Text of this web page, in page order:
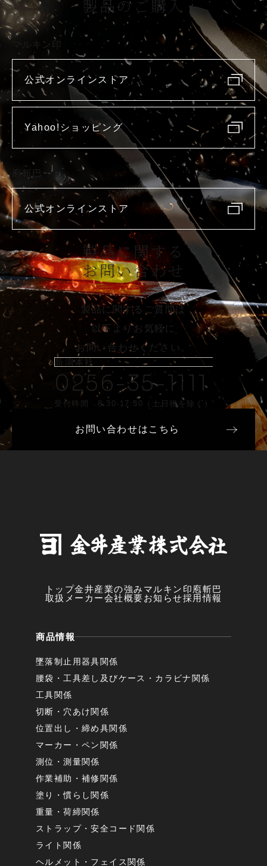
製品のご購入
マルキン印
公式オンラインストア
Yahoo!ショッピング
庖斬巴
公式オンラインストア
製品に関する
お問い合わせ
製品に関するご質問は
以下よりお気軽に
お問い合わせください。
新潟本社
0256-35-1111
受付時間 8:30-17:30（土日祝を除く）
お問い合わせはこちら
トップ金井産業の強み マルキン印 庖斬巴
取扱メーカー会社概要お知らせ採用情報
商品情報
墜落制止用器具関係
腰袋・工具差し及びケース・カラビナ関係
工具関係
切断・穴あけ関係
位置出し・締め具関係
マーカー・ペン関係
測位・測量関係
作業補助・補修関係
塗り・慣らし関係
重量・荷締関係
ストラップ・安全コード関係
ライト関係
ヘルメット・フェイス関係